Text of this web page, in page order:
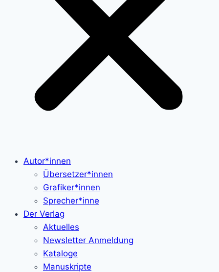
Autor*innen
Übersetzer*innen
Grafiker*innen
Sprecher*inne
Der Verlag
Aktuelles
Newsletter Anmeldung
Kataloge
Manuskripte